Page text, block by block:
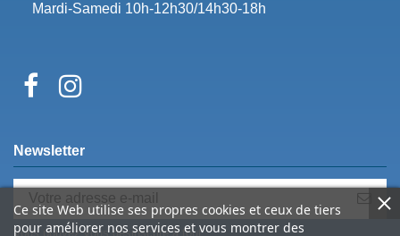
Mardi-Samedi 10h-12h30/14h30-18h
Ce site Web utilise ses propres cookies et ceux de tiers
pour améliorer nos services et vous montrer des
Newsletter
Vous pouvez vous désinscrire à tout